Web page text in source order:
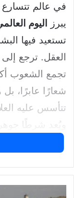
في عالم تتسارع
يبرز
اليوم
تستعيد فيها
العقل. ترجع إلى
تجمع الشعوب
شعارًا عابرًا، بل
تتأسس عليه
ويُعد شرطًا
النقاط
اليوم